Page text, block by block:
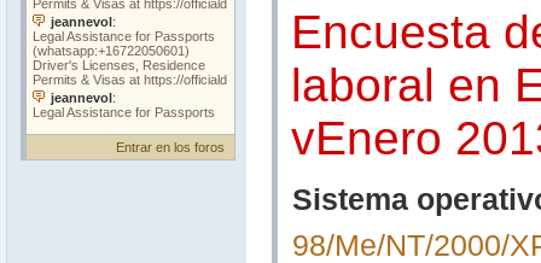
Entrar en los foros
Encuesta
laboral en
vEnero
Sistema
98/Me/NT/2000/